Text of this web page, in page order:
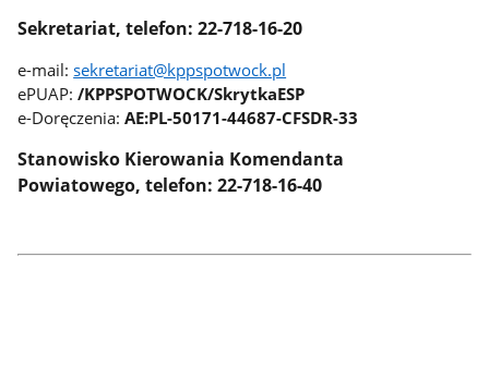
Sekretariat, telefon: 22-718-16-20
e-mail:sekretariat@kppspotwock.pl
ePUAP:/KPPSPOTWOCK/SkrytkaESP
e-Doręczenia:AE:PL-50171-44687-CFSDR-33
Stanowisko Kierowania Komendanta
Powiatowego, telefon: 22-718-16-40